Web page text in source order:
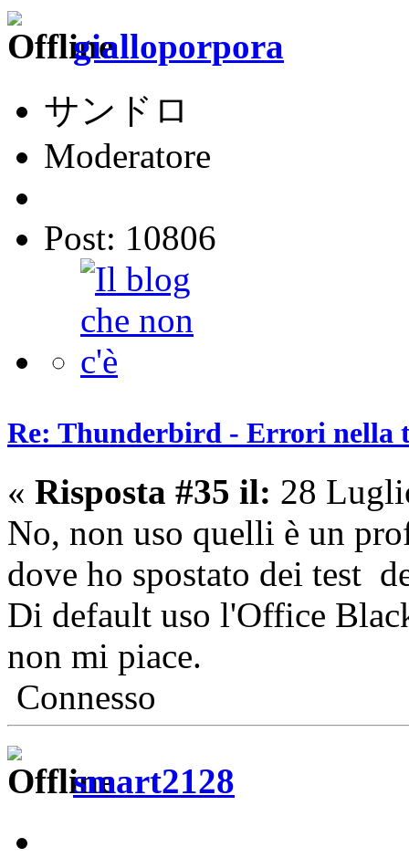
gialloporpora
サンドロ
Moderatore
Post: 10806
Re: Thunderbird - Errori nella
« Risposta #35 il: 28
No, non uso quelli è un
dove ho spostato dei test
Di default uso l'Office
non mi piace.
Connesso
smart2128